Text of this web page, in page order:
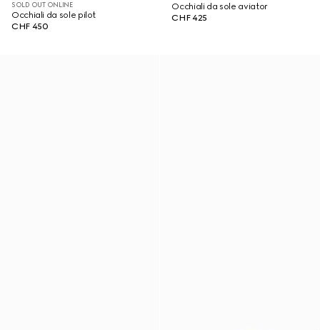
SOLD OUT ONLINE
Occhiali da sole pilot
CHF 450
Occhiali da sole aviator
CHF 425